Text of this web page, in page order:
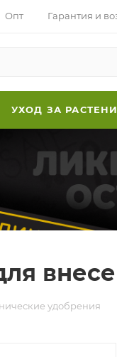
Опт Гарантия и
УХОД ЗА
удобрения